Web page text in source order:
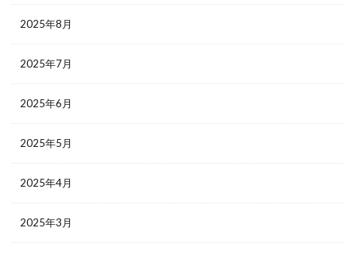
2025年8月
2025年7月
2025年6月
2025年5月
2025年4月
2025年3月